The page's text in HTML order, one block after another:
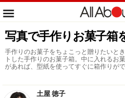
写真で手作りお菓子箱
手作りのお菓子をちょこっと贈りたいと
トした手作りのお菓子箱。中に入れるお
があれば、型紙を使ってすぐに箱作りがで
土屋 徳子